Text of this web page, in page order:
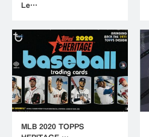
Le…
MLB 2020 TOPPS